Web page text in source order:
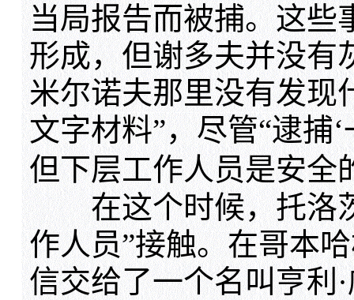
当局报告而被捕。这些
形成，但谢多夫并没有
米尔诺夫那里没有发现
文字材料”，尽管“逮捕
但下层工作人员是安全
在这个时候，托洛茨
作人员”接触。在哥本
信交给了一个名叫亨利